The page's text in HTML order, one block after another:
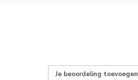
Je beoordeling toevoegen